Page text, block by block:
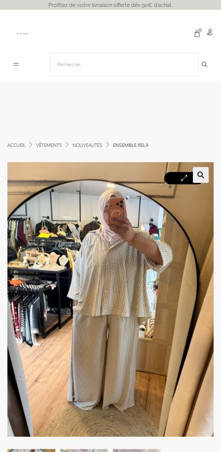
Profitez de votre livraison offerte dès 90€ d’achat.
ACCUEIL VÊTEMENTS NOUVEAUTÉS ENSEMBLE RELA